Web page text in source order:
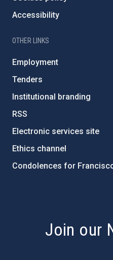
Accessibility
OTHER LINKS
Employment
Tenders
Institutional branding
RSS
Electronic services site
Ethics channel
Condolences for
Join our